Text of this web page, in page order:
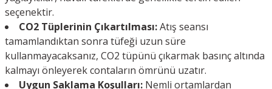
seçenektir.
CO2 Tüplerinin Çıkartılması:Atış seansı
tamamlandıktan sonra tüfeği uzun süre
kullanmayacaksanız, CO2 tüpünü çıkarmak basınç altında
kalmayı önleyerek contaların ömrünü uzatır.
Uygun Saklama Koşulları: Nemli ortamlardan